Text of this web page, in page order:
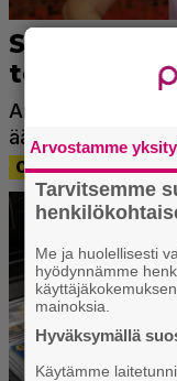
Arvostamme
Tarvitsemme
Me ja huolellisesti
hyödynnämme
mainoksia.
Hyväksymällä
Käytämme